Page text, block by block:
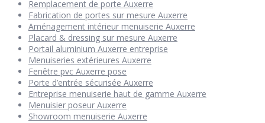
Remplacement de porte Auxerre
Fabrication de portes sur mesure Auxerre
Aménagement intérieur menuiserie Auxerre
Placard & dressing sur mesure Auxerre
Portail aluminium Auxerre entreprise
Menuiseries extérieures Auxerre
Fenêtre pvc Auxerre pose
Porte d’entrée sécurisée Auxerre
Entreprise menuiserie haut de gamme Auxerre
Menuisier poseur Auxerre
Showroom menuiserie Auxerre